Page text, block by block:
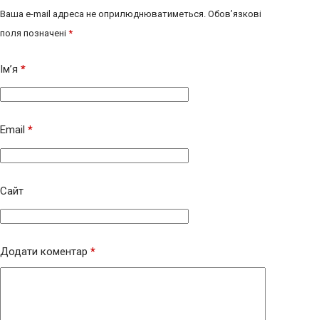
Ваша e-mail адреса не оприлюднюватиметься. Обов’язкові
поля позначені *
Ім’я *
Email *
Сайт
Додати коментар *